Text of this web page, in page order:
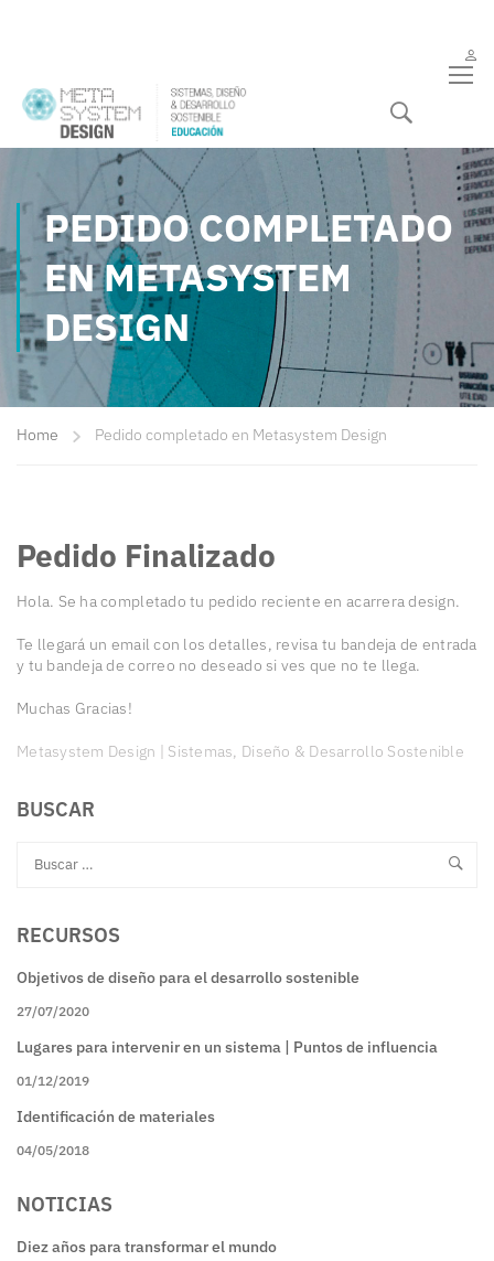
PEDIDO COMPLETADO
EN METASYSTEM
DESIGN
Home Pedido completado en Metasystem Design
Pedido Finalizado
Hola. Se ha completado tu pedido reciente en acarrera design.
Te llegará un email con los detalles, revisa tu bandeja de entrada
y tu bandeja de correo no deseado si ves que no te llega.
Muchas Gracias!
Metasystem Design | Sistemas, Diseño & Desarrollo Sostenible
BUSCAR
RECURSOS
Objetivos de diseño para el desarrollo sostenible
27/07/2020
Lugares para intervenir en un sistema | Puntos de influencia
01/12/2019
Identificación de materiales
04/05/2018
NOTICIAS
Diez años para transformar el mundo